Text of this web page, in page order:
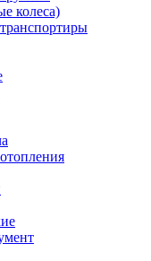
колеса)